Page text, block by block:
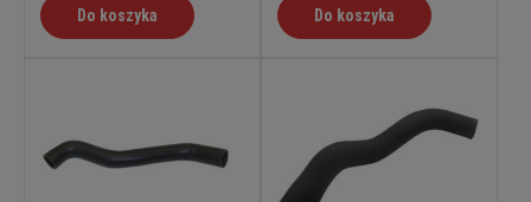
Do koszyka Do koszyka